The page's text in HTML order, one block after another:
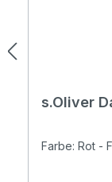
s.Oliver
Farbe: Rot -